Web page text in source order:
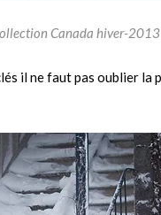
Canada hiver-2013
il ne faut pas oublier